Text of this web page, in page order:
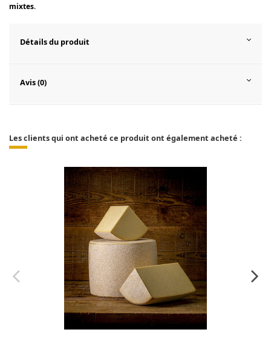
mixtes.
Détails du produit
Avis (0)
Les clients qui ont acheté ce produit ont également acheté :